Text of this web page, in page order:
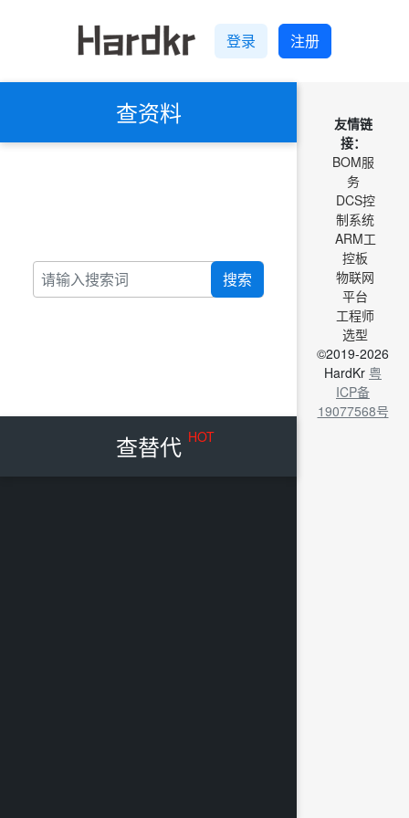
登录 注册
查资料
搜索
查替代 HOT
友情链
接：
BOM服
务
DCS控
制系统
ARM工
控板
物联网
平台
工程师
选型
©2019-2026
HardKr 粤
ICP备
19077568号